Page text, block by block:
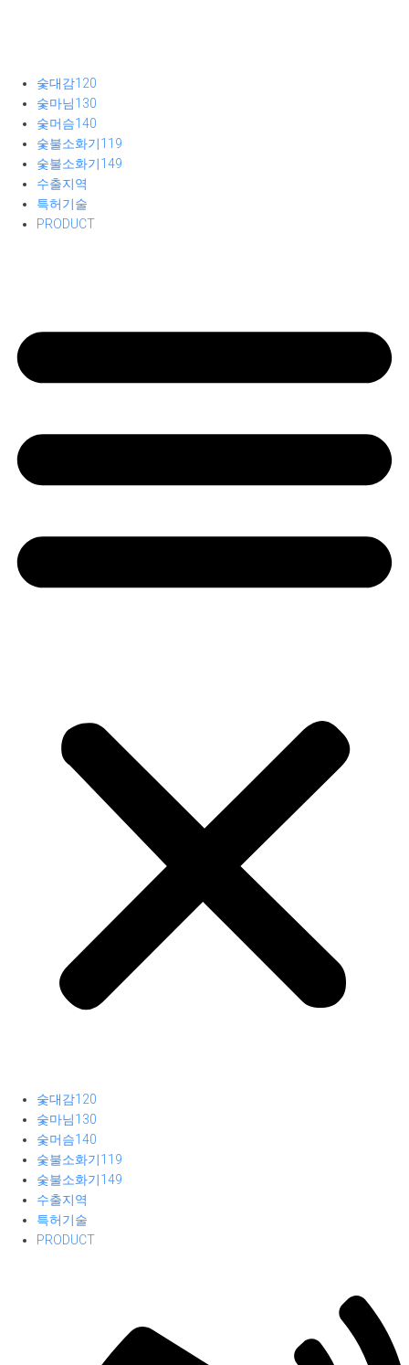
숯대감120
숯마님130
숯머슴140
숯불소화기119
숯불소화기149
수출지역
특허기술
PRODUCT
숯대감120
숯마님130
숯머슴140
숯불소화기119
숯불소화기149
수출지역
특허기술
PRODUCT